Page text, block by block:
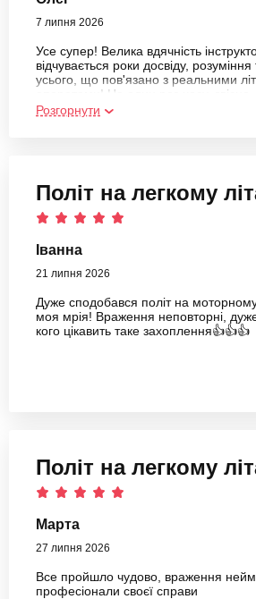
7 липня 2026
Усе супер! Велика вдячність
відчувається роки досвіду,
усього, що пов'язано з реальними
апаратами! На один раз часу, звісно,
осягнути все в авіатренажері, але
старт
Розгорнути
Політ на легкому
Іванна
21 липня 2026
Дуже сподобався політ на
моя мрія! Враження неповторні,
кого цікавить таке захоплення👍👍👍
Політ на легкому
Марта
27 липня 2026
Все пройшло чудово, враження
професіонали своєї справи